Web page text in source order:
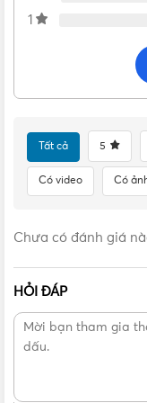
Chất liệu
mài mòn, chịu áp
Điều kiện nhiệt
độ 90⁰C. Khả
650⁰C.
Catalogue Ổ
1
Tất cả 5
Có video Có
Chưa có đánh giá
HỎI ĐÁP